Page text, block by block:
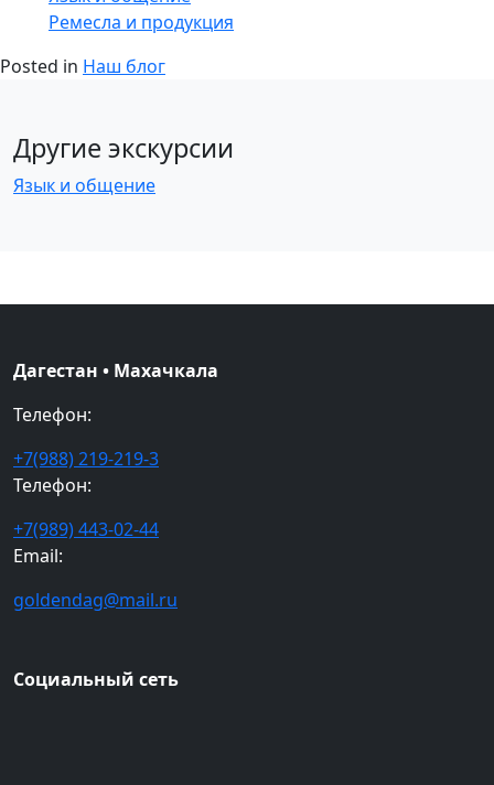
Ремесла и продукция
Posted in Наш блог
Другие экскурсии
Язык и общение
Дагестан • Махачкала
Телефон:
+7(988) 219-219-3
Телефон:
+7(989) 443-02-44
Email:
goldendag@mail.ru
Социальный сеть